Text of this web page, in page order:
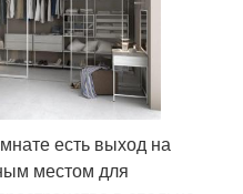
есть выход на
местом для